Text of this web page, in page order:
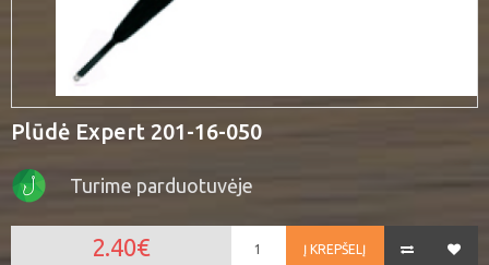
Plūdė Expert 201-16-050
Turime parduotuvėje
Į KREPŠELĮ
2.40€